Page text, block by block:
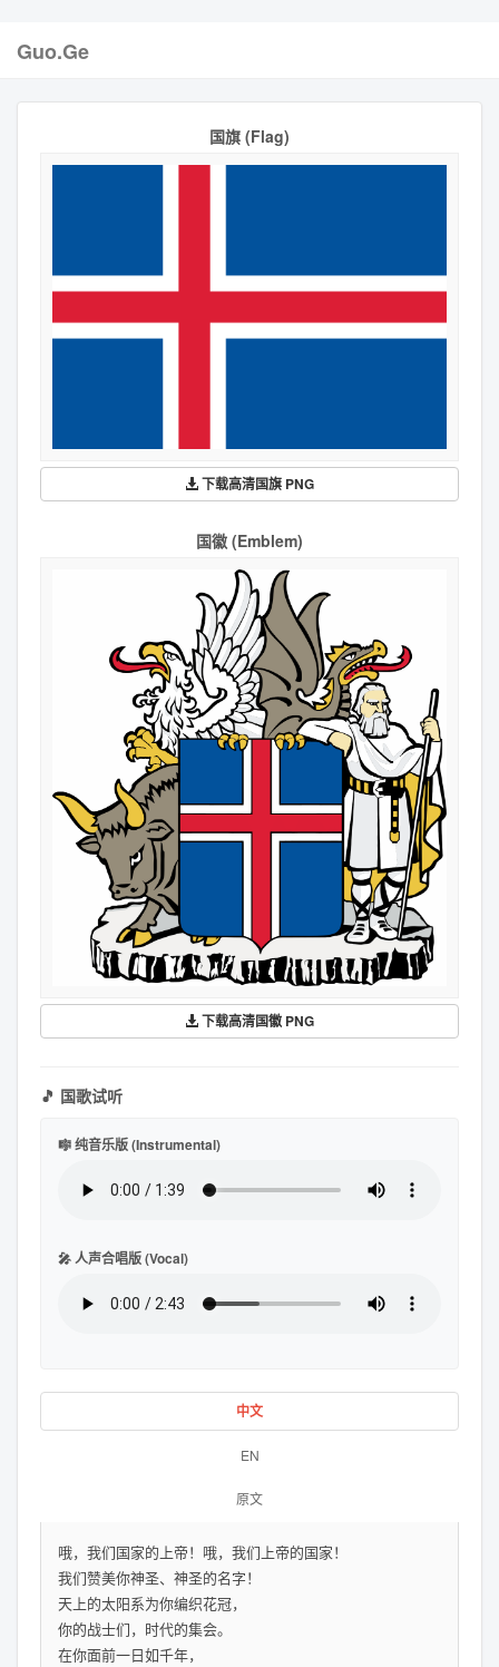
Guo.Ge
国旗 (Flag)
下载高清国旗 PNG
国徽 (Emblem)
下载高清国徽 PNG
🎵 国歌试听
🎼 纯音乐版 (Instrumental)
🎤 人声合唱版 (Vocal)
中文
EN
原文
哦，我们国家的上帝！哦，我们上帝的国家！
我们赞美你神圣、神圣的名字！
天上的太阳系为你编织花冠，
你的战士们，时代的集会。
在你面前一日如千年，